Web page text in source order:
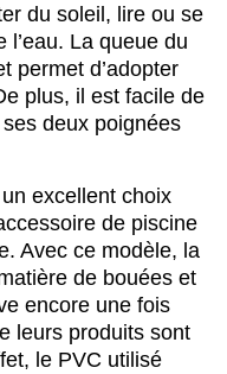
du soleil, lire ou se
l’eau. La queue du
permet d’adopter
plus, il est facile de
deux poignées
excellent choix
de piscine
Avec ce modèle, la
de bouées et
encore une fois
leurs produits sont
le PVC utilisé